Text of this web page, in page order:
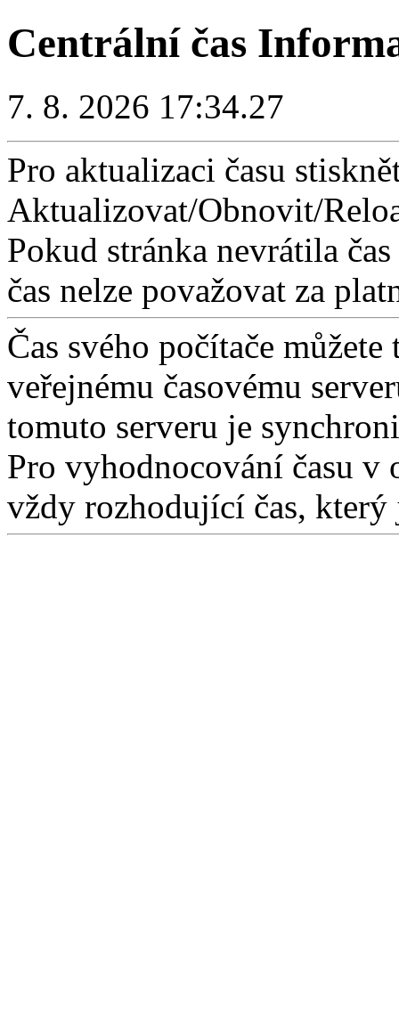
Centrální čas
7. 8. 2026 17:34.27
Pro aktualizaci času
Aktualizovat/Obnovit/
Pokud stránka nevrátila
čas nelze považovat za
Čas svého počítače
veřejnému časovému
tomuto serveru je
Pro vyhodnocování času v
vždy rozhodující čas, který